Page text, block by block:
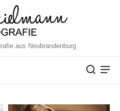
aus Neubrandenburg